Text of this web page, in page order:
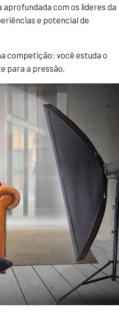
com os líderes da
e potencial de
competição: você estuda o
para a pressão.